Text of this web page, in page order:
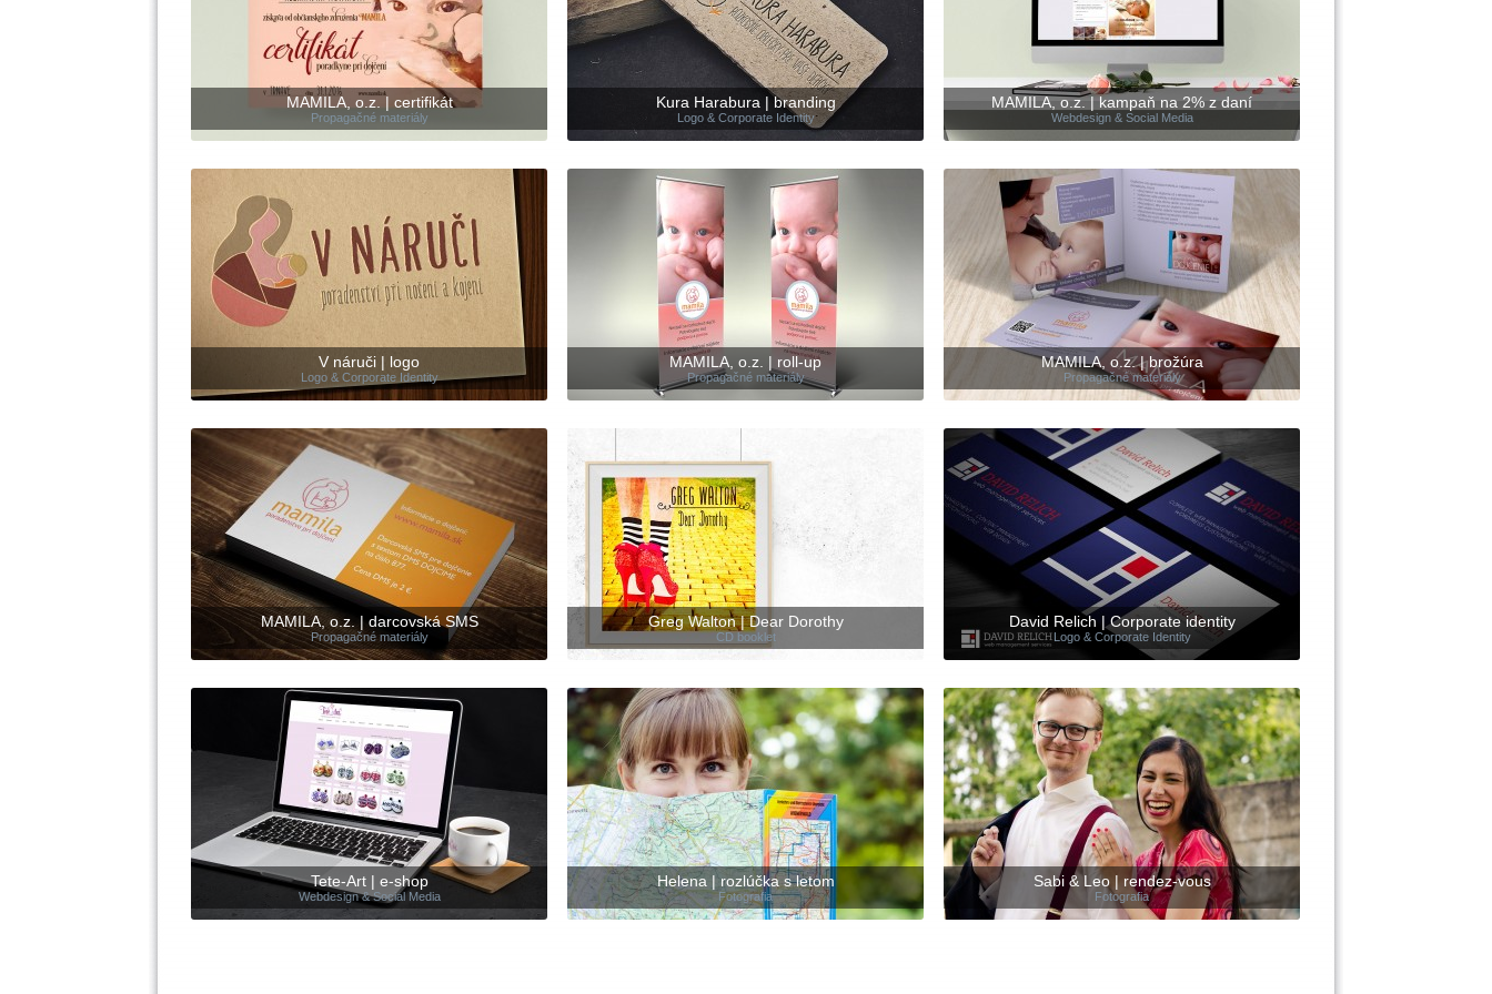
MAMILA, o.z. | certifikát
Propagačné materiály
Kura Harabura | branding
Logo & Corporate Identity
MAMILA, o.z. | kampaň na 2% z daní
Webdesign & Social Media
V náruči | logo
Logo & Corporate Identity
MAMILA, o.z. | roll-up
Propagačné materiály
MAMILA, o.z. | brožúra
Propagačné materiály
MAMILA, o.z. | darcovská SMS
Propagačné materiály
Greg Walton | Dear Dorothy
CD booklet
David Relich | Corporate identity
Logo & Corporate Identity
Tete-Art | e-shop
Webdesign & Social Media
Helena | rozlúčka s letom
Fotografia
Sabi & Leo | rendez-vous
Fotografia